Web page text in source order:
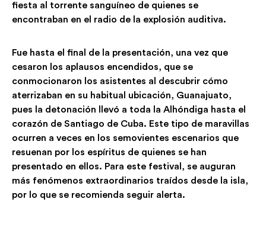
fiesta al torrente sanguíneo de quienes se
encontraban en el radio de la explosión auditiva.
Fue hasta el final de la presentación, una vez que
cesaron los aplausos encendidos, que se
conmocionaron los asistentes al descubrir cómo
aterrizaban en su habitual ubicación, Guanajuato,
pues la detonación llevó a toda la Alhóndiga hasta el
corazón de Santiago de Cuba. Este tipo de maravillas
ocurren a veces en los semovientes escenarios que
resuenan por los espíritus de quienes se han
presentado en ellos. Para este festival, se auguran
más fenómenos extraordinarios traídos desde la isla,
por lo que se recomienda seguir alerta.